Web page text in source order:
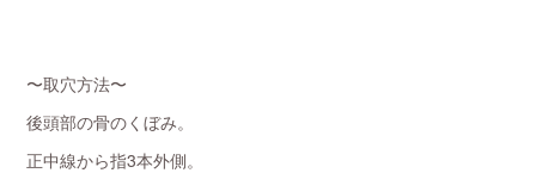
〜取穴方法〜
後頭部の骨のくぼみ。
正中線から指3本外側。